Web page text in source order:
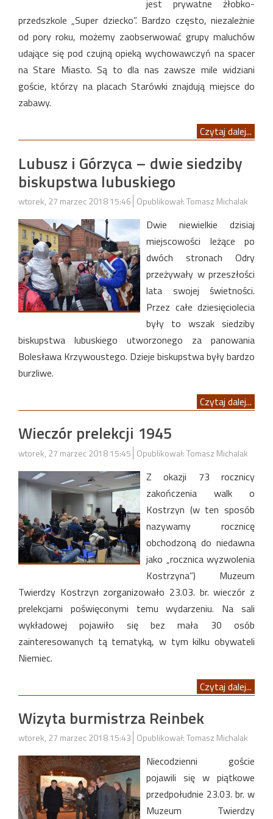
jest prywatne żłobko-
przedszkole „Super dziecko”. Bardzo często, niezależnie
od pory roku, możemy zaobserwować grupy maluchów
udające się pod czujną opieką wychowawczyń na spacer
na Stare Miasto. Są to dla nas zawsze mile widziani
goście, którzy na placach Starówki znajdują miejsce do
zabawy.
Czytaj dalej...
Lubusz i Górzyca – dwie siedziby
biskupstwa lubuskiego
wtorek, 27 marzec 2018 15:46 Opublikował: Tomasz Michalak
Dwie niewielkie dzisiaj
miejscowości leżące po
dwóch stronach Odry
przeżywały w przeszłości
lata swojej świetności.
Przez całe dziesięciolecia
były to wszak siedziby
biskupstwa lubuskiego utworzonego za panowania
Bolesława Krzywoustego. Dzieje biskupstwa były bardzo
burzliwe.
Czytaj dalej...
Wieczór prelekcji 1945
wtorek, 27 marzec 2018 15:45 Opublikował: Tomasz Michalak
Z okazji 73 rocznicy
zakończenia walk o
Kostrzyn (w ten sposób
nazywamy rocznicę
obchodzoną do niedawna
jako „rocznica wyzwolenia
Kostrzyna”) Muzeum
Twierdzy Kostrzyn zorganizowało 23.03. br. wieczór z
prelekcjami poświęconymi temu wydarzeniu. Na sali
wykładowej pojawiło się bez mała 30 osób
zainteresowanych tą tematyką, w tym kilku obywateli
Niemiec.
Czytaj dalej...
Wizyta burmistrza Reinbek
wtorek, 27 marzec 2018 15:43 Opublikował: Tomasz Michalak
Niecodzienni goście
pojawili się w piątkowe
przedpołudnie 23.03. br. w
Muzeum Twierdzy